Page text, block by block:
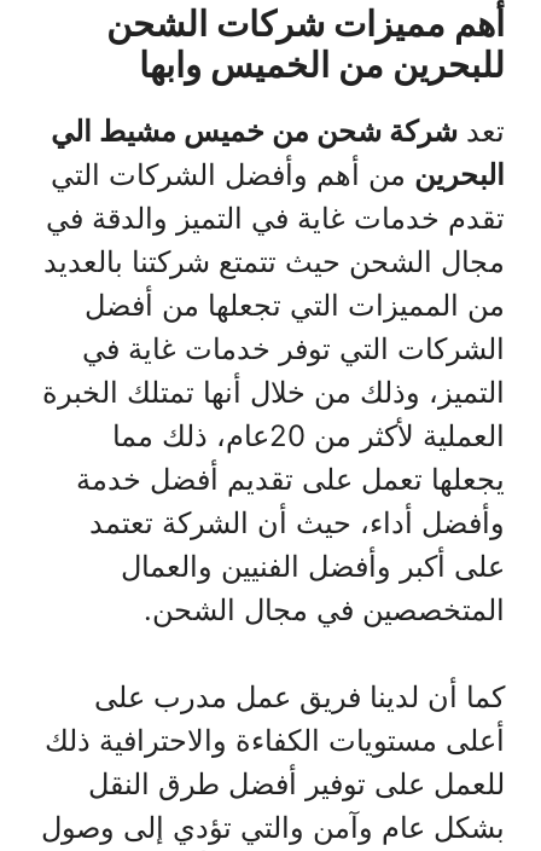
أهم مميزات شركات الشحن
للبحرين من الخميس وابها
تعد شركة شحن من خميس مشيط الي
البحرين من أهم وأفضل الشركات التي
تقدم خدمات غاية في التميز والدقة في
مجال الشحن حيث تتمتع شركتنا بالعديد
من المميزات التي تجعلها من أفضل
الشركات التي توفر خدمات غاية في
التميز، وذلك من خلال أنها تمتلك الخبرة
العملية لأكثر من 20عام، ذلك مما
يجعلها تعمل على تقديم أفضل خدمة
وأفضل أداء، حيث أن الشركة تعتمد
على أكبر وأفضل الفنيين والعمال
المتخصصين في مجال الشحن.
كما أن لدينا فريق عمل مدرب على
أعلى مستويات الكفاءة والاحترافية ذلك
للعمل على توفير أفضل طرق النقل
بشكل عام وآمن والتي تؤدي إلى وصول